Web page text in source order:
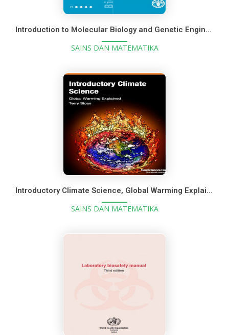
Introduction to Molecular Biology and Genetic Engineering
SAINS DAN MATEMATIKA
Introductory Climate Science, Global Warming Explained
SAINS DAN MATEMATIKA